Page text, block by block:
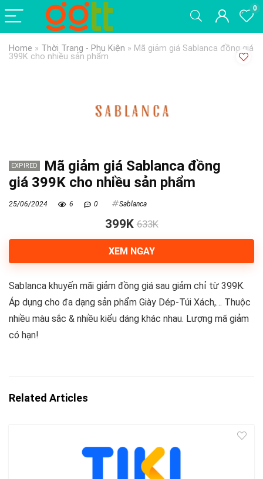
0
Home » Thời Trang - Phụ Kiện » Mã giảm giá Sablanca đồng giá
399K cho nhiều sản phẩm
EXPIRED
Mã giảm giá Sablanca đồng
giá 399K cho nhiều sản phẩm
25/06/2024 6 0 Sablanca
399K 633K
XEM NGAY
Sablanca khuyến mãi giảm đồng giá sau giảm chỉ từ 399K.
Áp dụng cho đa dạng sản phẩm Giày Dép-Túi Xách,… Thuộc
nhiều màu sắc & nhiều kiểu dáng khác nhau. Lượng mã giảm
có hạn!
Related Articles